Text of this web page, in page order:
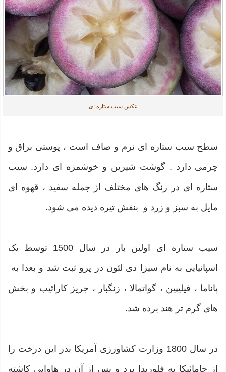
عکس سیب ستاره ای
سطح سیب ستاره ای نرم و صاف است ، پوستی براق و
چرمی دارد . گوشت شیرین و خوشمزه ای دارد. سیب
ستاره ای در رنگ های مختلف از جمله سفید ، قهوه ای
مایل به سبز و زرد و بنفش تیره دیده می شود.
سیب ستاره ای اولین بار در سال 1500 توسط یک
اسپانیایی به نام سیزا دی لئون در پرو ثبت شد و بعدا به
پاناما ، فیلیپین ، گواتمالا ، زنگبار ، جریز کارائیب و بخش
های گرم تر هند برده شد.
در سال 1800 وزارت کشاورزی آمریکا بذر این درخت را
از جامائیکا به فلوریدا برد و پس از آن در هاوایی کاشته